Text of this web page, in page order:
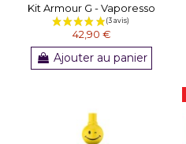
Kit Armour G - Vaporesso
42,90 €
Ajouter au panier